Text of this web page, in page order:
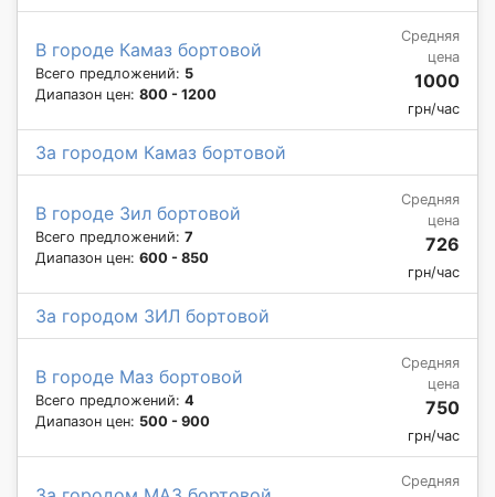
В городе Камаз бортовой
Всего предложений: 5
Диапазон цен: 800 - 1200
Средняя
цена
1000
грн/час
За городом Камаз бортовой
В городе Зил бортовой
Всего предложений: 7
Диапазон цен: 600 - 850
Средняя
цена
726
грн/час
За городом ЗИЛ бортовой
В городе Маз бортовой
Всего предложений: 4
Диапазон цен: 500 - 900
Средняя
цена
750
грн/час
Средняя